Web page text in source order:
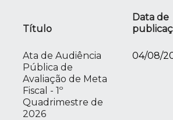
Título
Data de
Ata de Audiência
Pública de
Avaliação de Meta
Fiscal - 1º
Quadrimestre de
2026
04/08/